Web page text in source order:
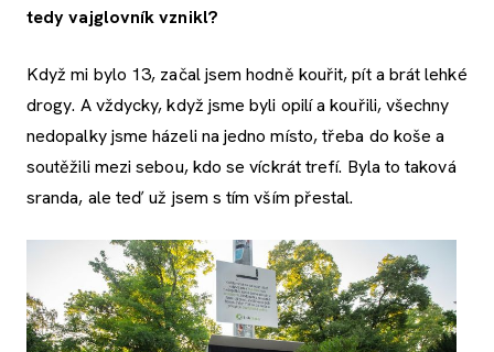
tedy vajglovník vznikl?
Když mi bylo 13, začal jsem hodně kouřit, pít a brát lehké
drogy. A vždycky, když jsme byli opilí a kouřili, všechny
nedopalky jsme házeli na jedno místo, třeba do koše a
soutěžili mezi sebou, kdo se víckrát trefí. Byla to taková
sranda, ale teď už jsem s tím vším přestal.